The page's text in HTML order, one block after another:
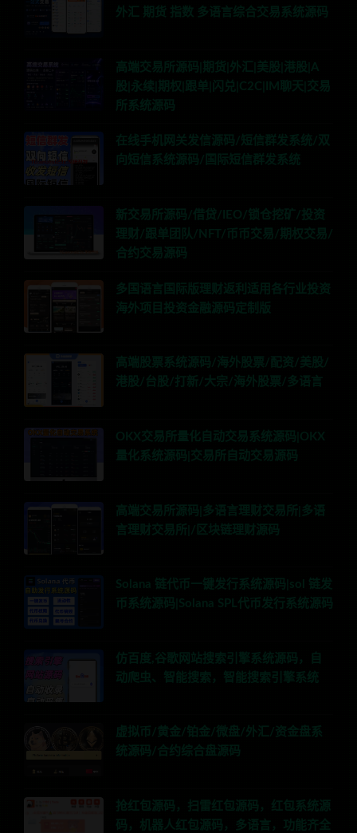
外汇 期货 指数 多语言综合交易系统源码
高端交易所源码|期货|外汇|美股|港股|A
股|永续|期权|跟单|闪兑|C2C|IM聊天|交易
所系统源码
在线手机网关发信源码/短信群发系统/双
向短信系统源码/国际短信群发系统
新交易所源码/借贷/IEO/锁仓挖矿/投资
理财/跟单团队/NFT/币币交易/期权交易/
合约交易源码
多国语言国际版理财返利适用各行业投资
海外项目投资金融源码定制版
高端股票系统源码/海外股票/配资/美股/
港股/台股/打新/大宗/海外股票/多语言
OKX交易所量化自动交易系统源码|OKX
量化系统源码|交易所自动交易源码
高端交易所源码|多语言理财交易所|多语
言理财交易所|/区块链理财源码
Solana 链代币一键发行系统源码|sol 链发
币系统源码|Solana SPL代币发行系统源码
仿百度,谷歌网站搜索引擎系统源码，自
动爬虫、智能搜索，智能搜索引擎系统
虚拟币/黄金/铂金/微盘/外汇/资金盘系
统源码/合约综合盘源码
抢红包源码，扫雷红包源码，红包系统源
码，机器人红包源码，多语言，功能齐全